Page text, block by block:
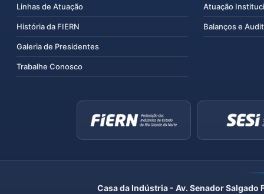
Linhas de Atuação
História da FIERN
Galeria de Presidentes
Trabalhe Conosco
Atuação
Balanços e
Casa da Indústria - Av. Senador